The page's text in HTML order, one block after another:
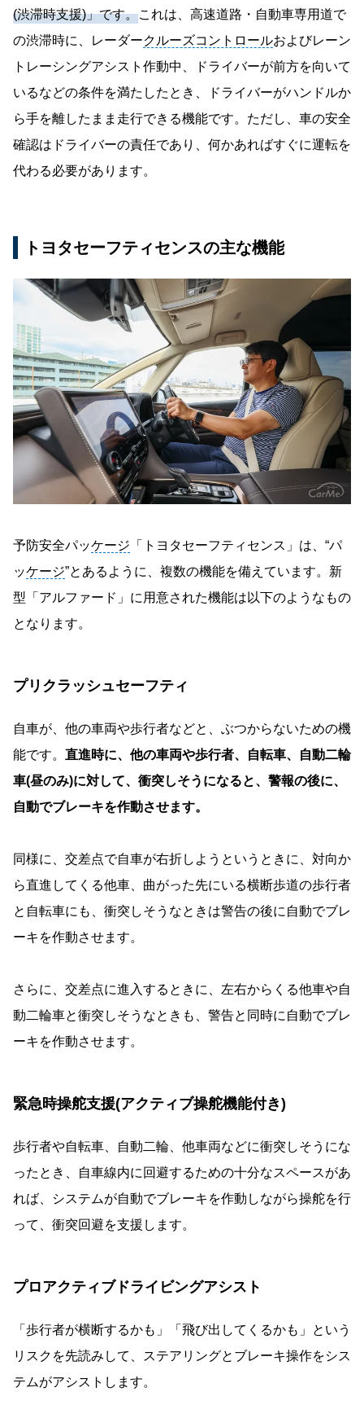
(渋滞時支援)」です。これは、高速道路・自動車専用道で
の渋滞時に、レーダークルーズコントロールおよびレーン
トレーシングアシスト作動中、ドライバーが前方を向いて
いるなどの条件を満たしたとき、ドライバーがハンドルか
ら手を離したまま走行できる機能です。ただし、車の安全
確認はドライバーの責任であり、何かあればすぐに運転を
代わる必要があります。
トヨタセーフティセンスの主な機能
予防安全パッケージ 「トヨタセーフティセンス」は、“パ
ッケージ”とあるように、複数の機能を備えています。新
型「アルファード」に用意された機能は以下のようなもの
となります。
プリクラッシュセーフティ
自車が、他の車両や歩行者などと、ぶつからないための機
能です。 直進時に、他の車両や歩行者、自転車、自動二輪
車(昼のみ)に対して、衝突しそうになると、警報の後に、
自動でブレーキを作動させます。
同様に、交差点で自車が右折しようというときに、対向か
ら直進してくる他車、曲がった先にいる横断歩道の歩行者
と自転車にも、衝突しそうなときは警告の後に自動でブレ
ーキを作動させます。
さらに、交差点に進入するときに、左右からくる他車や自
動二輪車と衝突しそうなときも、警告と同時に自動でブレ
ーキを作動させます。
緊急時操舵支援(アクティブ操舵機能付き)
歩行者や自転車、自動二輪、他車両などに衝突しそうにな
ったとき、自車線内に回避するための十分なスペースがあ
れば、システムが自動でブレーキを作動しながら操舵を行
って、衝突回避を支援します。
プロアクティブドライビングアシスト
「歩行者が横断するかも」「飛び出してくるかも」という
リスクを先読みして、ステアリングとブレーキ操作をシス
テムがアシストします。